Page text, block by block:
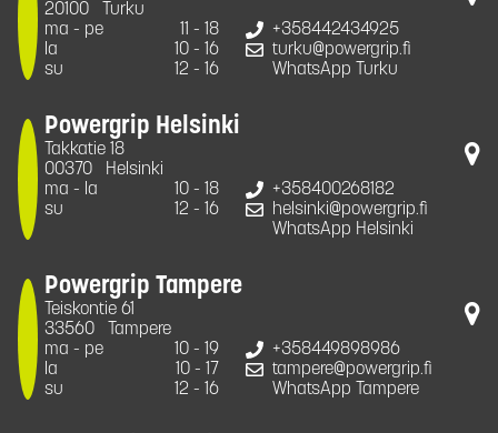
20100
Turku
ma - pe
11 - 18
la
10 - 16
su
12 - 16
+358442434925
turku@powergrip.fi
WhatsApp Turku
Powergrip Helsinki
Takkatie 18
00370
Helsinki
ma - la
10 - 18
su
12 - 16
+358400268182
helsinki@powergrip.fi
WhatsApp Helsinki
Powergrip Tampere
Teiskontie 61
33560
Tampere
ma - pe
10 - 19
la
10 - 17
su
12 - 16
+358449898986
tampere@powergrip.fi
WhatsApp Tampere